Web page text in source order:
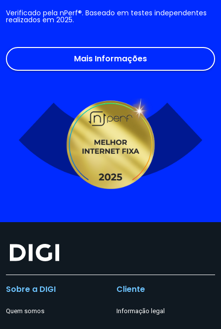
Verificado pela nPerf®. Baseado em testes independentes
realizados em 2025.
Mais Informações
Sobre a DIGI
Quem somos
Cliente
Informação legal